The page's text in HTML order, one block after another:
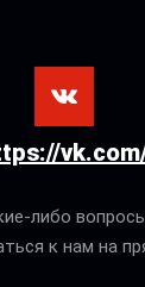
либо
к нам на